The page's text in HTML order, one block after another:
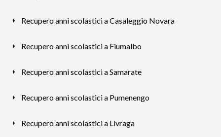
Recupero anni scolastici a Casaleggio Novara
Recupero anni scolastici a Fiumalbo
Recupero anni scolastici a Samarate
Recupero anni scolastici a Pumenengo
Recupero anni scolastici a Livraga